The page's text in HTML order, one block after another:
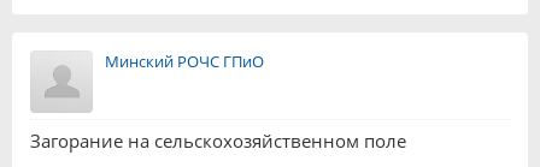
Минский РОЧС ГПиО
Загорание на сельскохозяйственном поле